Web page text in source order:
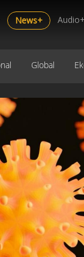
News+ Audio+
Global